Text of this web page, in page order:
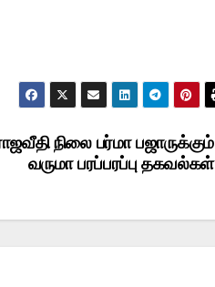
நிலை பர்மா பஜாருக்கும்
வருமா பரப்பரப்பு தகவல்கள்